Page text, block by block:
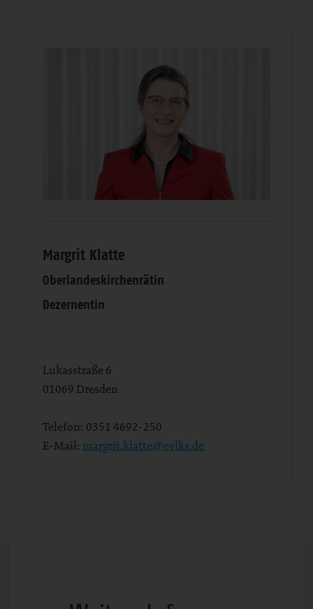
Margrit Klatte
Oberlandeskirchenrätin
Dezernentin
Lukasstraße 6
01069 Dresden
Telefon: 0351 4692-250
E-Mail: margrit.klatte@evlks.de